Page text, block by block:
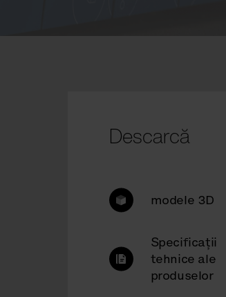
Descarcă
modele 3D
Specificații
tehnice ale
produselor